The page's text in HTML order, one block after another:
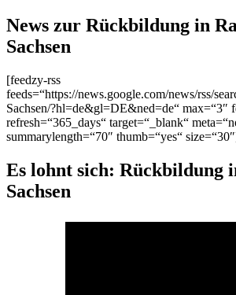
News zur Rückbildung in
Sachsen
[feedzy-rss
feeds=“https://news.google.com/news/rss/
Sachsen/?hl=de&gl=DE&ned=de“ max=“3″
refresh=“365_days“ target=“_blank“
summarylength=“70″ thumb=“yes“
Es lohnt sich: Rückbildung
Sachsen